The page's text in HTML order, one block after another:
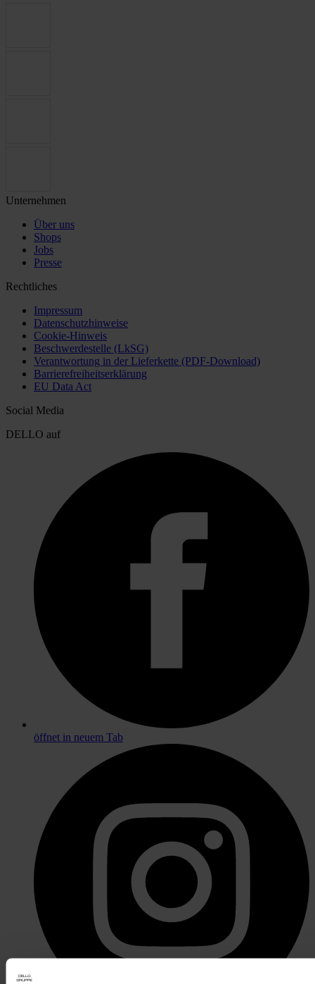
Unternehmen
Über uns
Shops
Jobs
Presse
Rechtliches
Impressum
Datenschutzhinweise
Cookie-Hinweis
Beschwerdestelle (LkSG)
Verantwortung in der Lieferkette (PDF-Download)
Barrierefreiheitserklärung
EU Data Act
Social Media
DELLO auf
öffnet in neuem Tab